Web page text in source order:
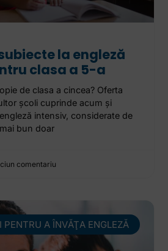
la engleză
clasa a 5-a
de clasa a cincea? Oferta
școli cuprinde acum și
intensiv, considerate de
bun doar
comentariu
PENTRU A ÎNVĂŢA ENGLEZĂ